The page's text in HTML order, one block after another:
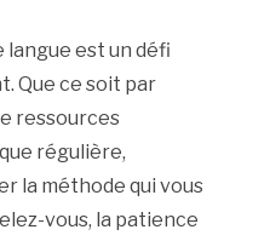
est un défi
Que ce soit par
ressources
régulière,
la méthode qui vous
vous, la patience